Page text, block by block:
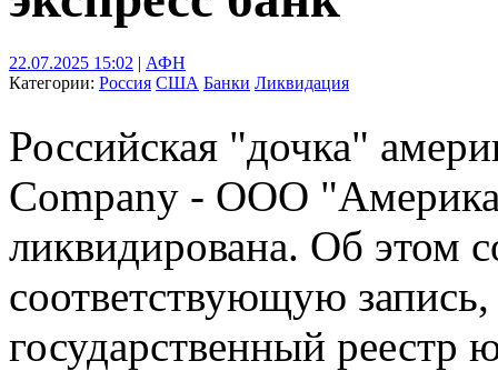
22.07.2025 15:02 | АФН
Категории: Россия США Банки Ликвидация
Российская "дочка"
Company - ООО
ликвидирована. Об этом
соответствующую
государственный